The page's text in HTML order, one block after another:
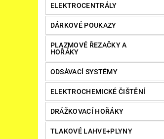
ELEKTROCENTRÁLY
DÁRKOVÉ POUKAZY
PLAZMOVÉ ŘEZAČKY A
HOŘÁKY
ODSÁVACÍ SYSTÉMY
ELEKTROCHEMICKÉ ČIŠTĚNÍ
DRÁŽKOVACÍ HOŘÁKY
TLAKOVÉ LAHVE+PLYNY